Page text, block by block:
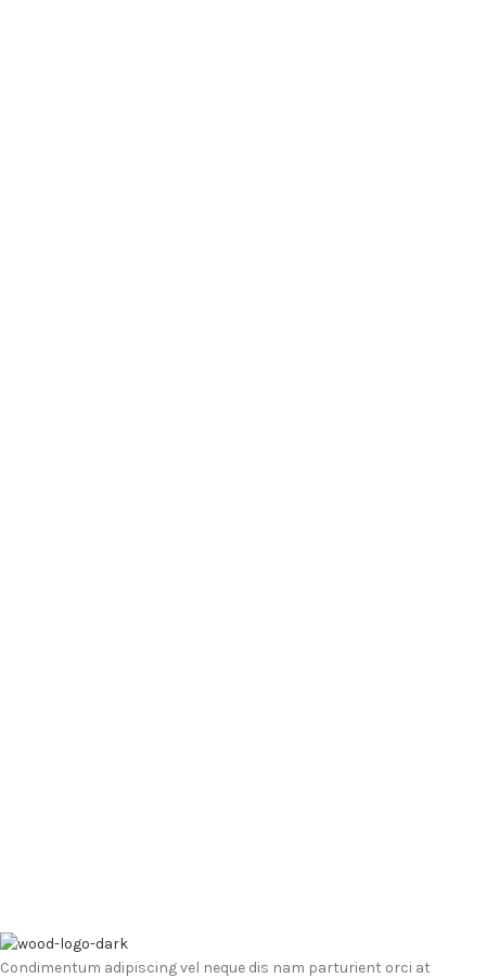
Condimentum adipiscing vel neque dis nam parturient orci at